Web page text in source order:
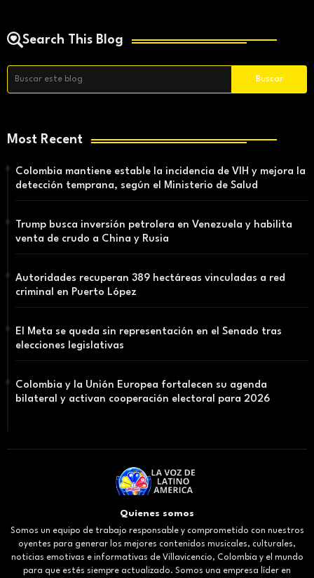
Search This Blog
Most Recent
Colombia mantiene estable la incidencia de VIH y mejora la
detección temprana, según el Ministerio de Salud
Trump busca inversión petrolera en Venezuela y habilita
venta de crudo a China y Rusia
Autoridades recuperan 389 hectáreas vinculadas a red
criminal en Puerto López
El Meta se queda sin representación en el Senado tras
elecciones legislativas
Colombia y la Unión Europea fortalecen su agenda
bilateral y activan cooperación electoral para 2026
Quienes somos
Somos un equipo de trabajo responsable y comprometido con nuestros
oyentes para generar los mejores contenidos musicales, culturales,
noticias emotivas e informativas de Villavicencio, Colombia y el mundo
para que estés siempre actualizado. Somos una empresa líder en